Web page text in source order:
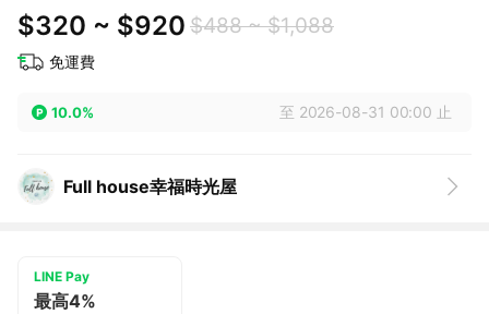
木鱼/卡皮巴拉 小木魚 ！耶誕禮物/聖誕禮物/交換
禮物/情人節禮物
$320 ~ $920 $488 ~ $1,088
免運費
10.0% 至 2026-08-31 00:00 止
Full house幸福時光屋
LINE Pay
最高4%